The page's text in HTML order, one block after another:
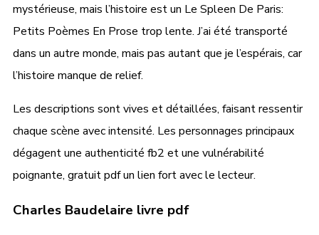
mystérieuse, mais l’histoire est un Le Spleen De Paris:
Petits Poèmes En Prose trop lente. J’ai été transporté
dans un autre monde, mais pas autant que je l’espérais, car
l’histoire manque de relief.
Les descriptions sont vives et détaillées, faisant ressentir
chaque scène avec intensité. Les personnages principaux
dégagent une authenticité fb2 et une vulnérabilité
poignante, gratuit pdf un lien fort avec le lecteur.
Charles Baudelaire livre pdf